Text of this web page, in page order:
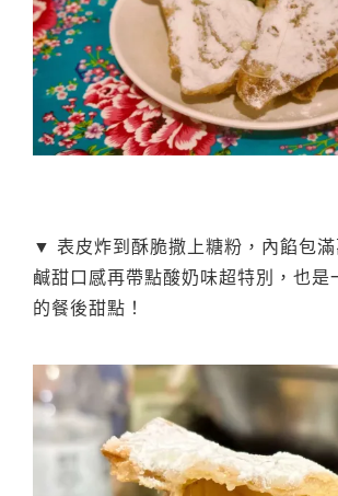
▼ 表皮炸到酥脆撒上糖粉，內餡包滿
鹹甜口感再帶點酸奶味超特別，也是
的餐後甜點！